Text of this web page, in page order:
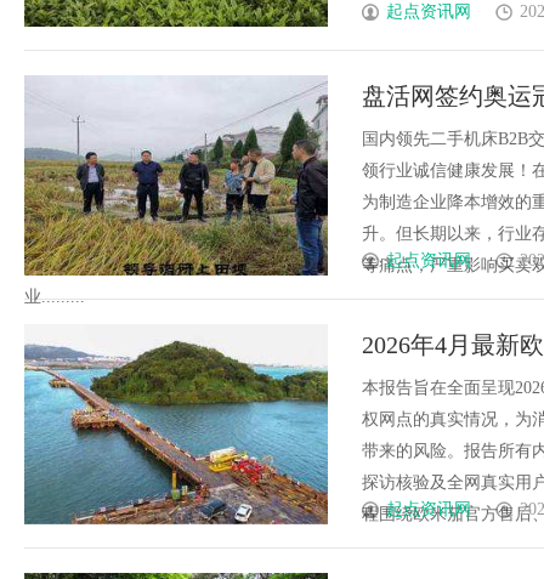
起点资讯网
盘活网签约奥运
态公信力标杆
国内领先二手机床B2B
领行业诚信健康发展！
为制造企业降本增效的
升。但长期以来，行业
等痛点，严重影响买卖
业.........
起点资讯网
2026年4月最新
开）实地考察・
本报告旨在全面呈现
权网点的真实情况，为
带来的风险。报告所有
探访核验及全网真实用
程围绕欧米茄官方售后
起点资讯网